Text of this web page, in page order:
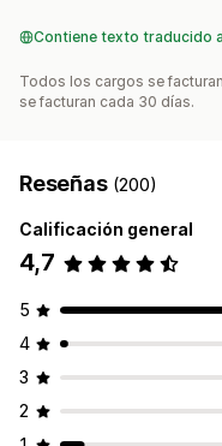
Contiene texto traducido
Todos los cargos se
se facturan cada 30 días.
Reseñas (200)
Calificación general
4,7
5
4
3
2